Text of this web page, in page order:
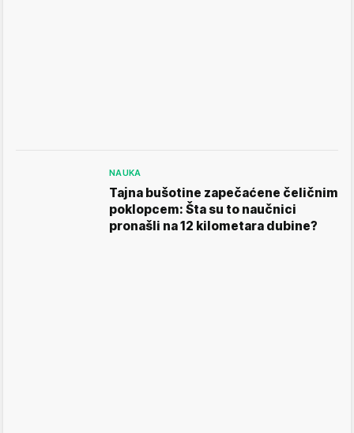
NAUKA
Tajna bušotine zapečaćene čeličnim
poklopcem: Šta su to naučnici
pronašli na 12 kilometara dubine?